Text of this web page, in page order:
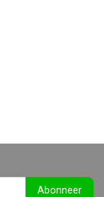
Abonneer